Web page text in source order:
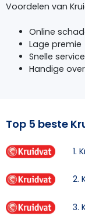
Voordelen van
Online
Lage premie
Snelle service
Handige
Top 5 beste
1.
2.
3.